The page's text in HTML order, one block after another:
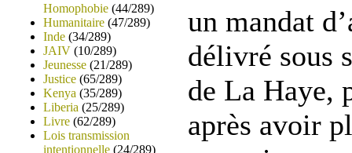
Homophobie (44/289)
Humanitaire (47/289)
Inde (34/289)
JAIV (10/289)
Jeunesse (21/289)
Justice (65/289)
Kenya (35/289)
Liberia (25/289)
Livre (62/289)
Lois transmission
intentionnelle (24/289)
un mandat
délivré sous
de La Haye,
après avoir